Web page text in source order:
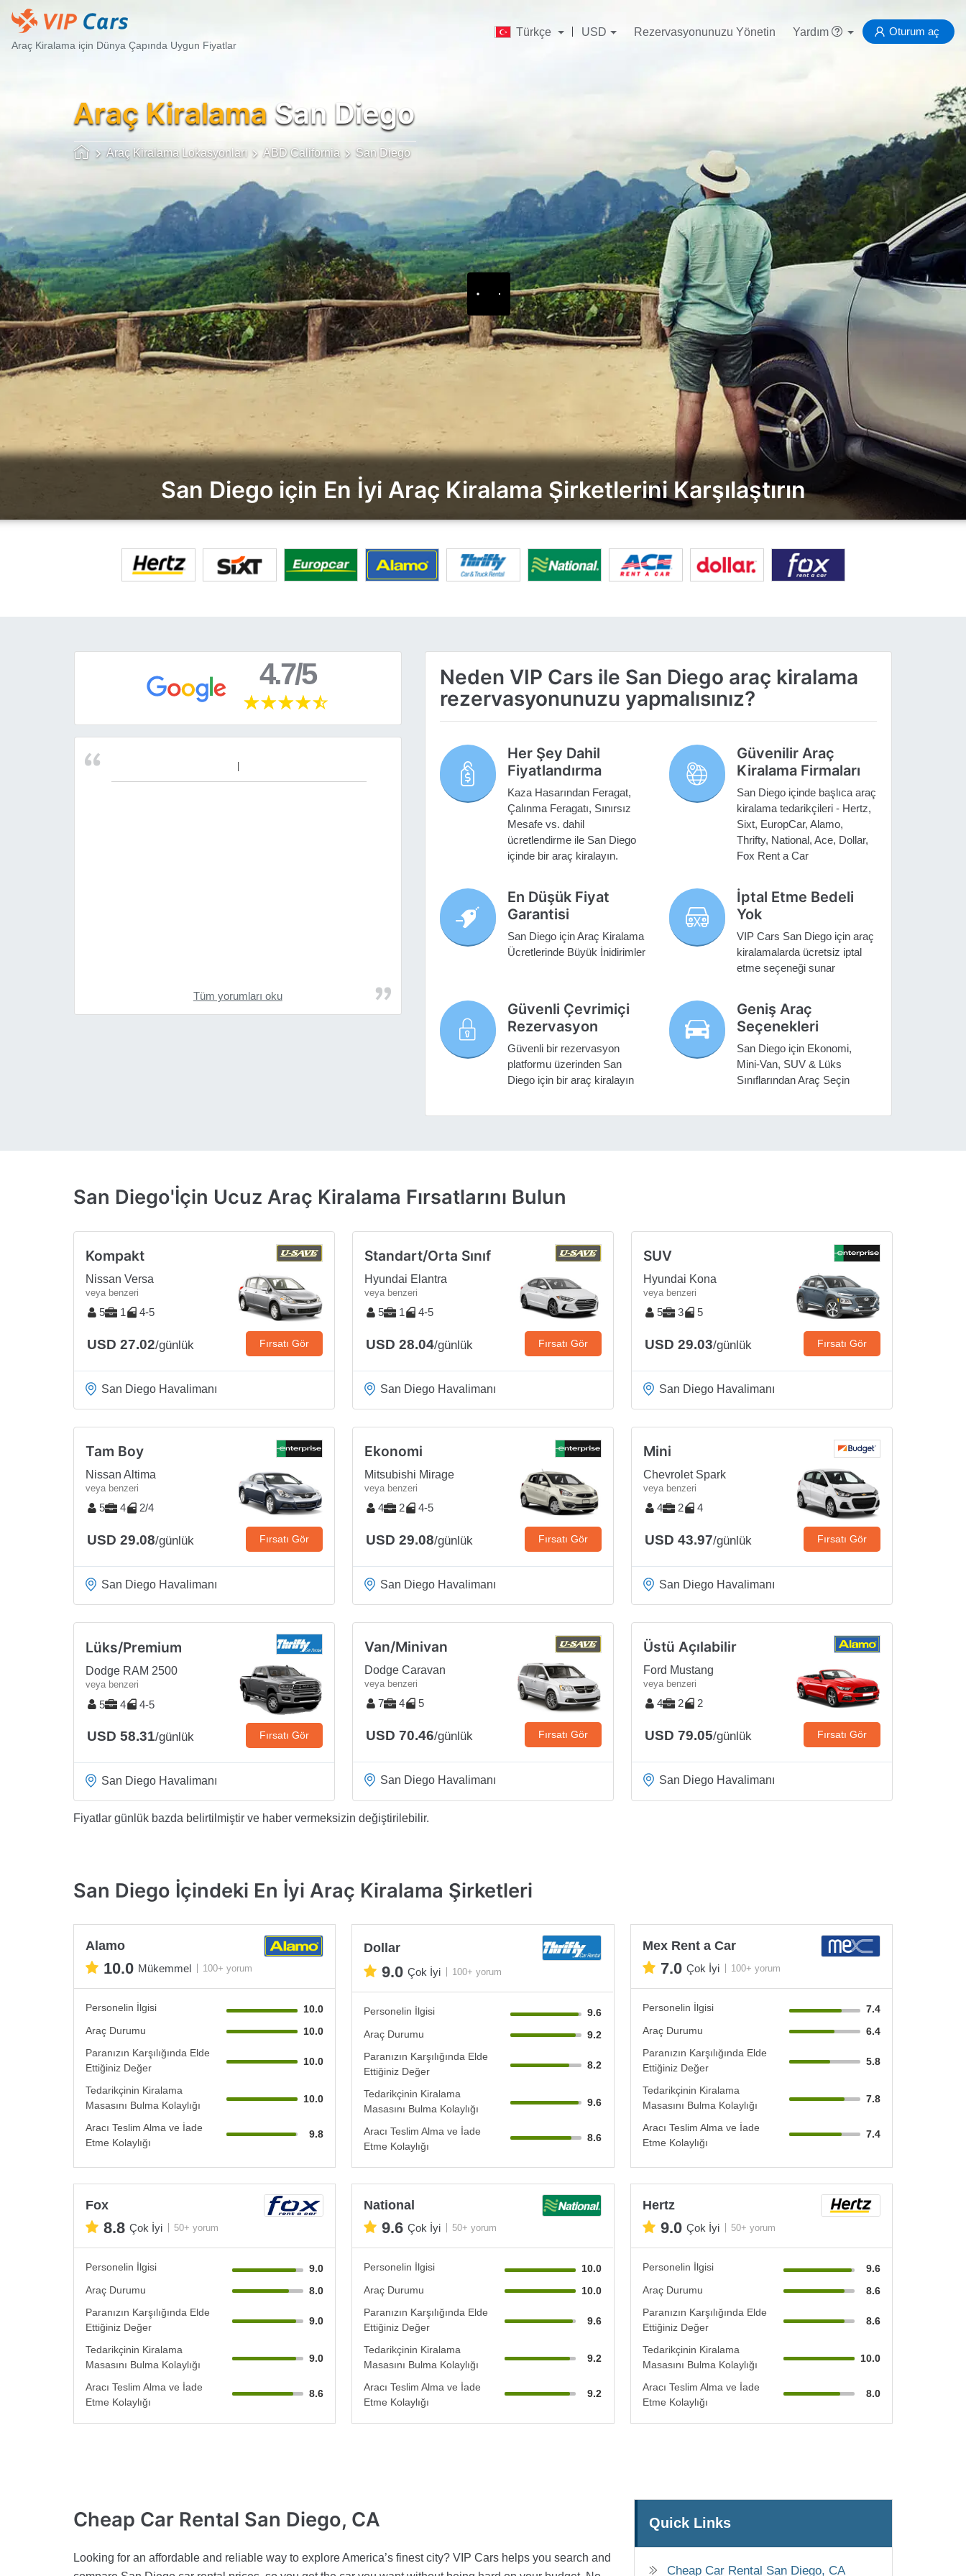
Araç Kiralama için Dünya Çapında Uygun Fiyatlar
Türkçe USD Rezervasyonunuzu Yönetin Yardım Oturum aç
Araç Kiralama San Diego
Araç Kiralama Lokasyonları ABD California San Diego
San Diego için En İyi Araç Kiralama Şirketlerini Karşılaştırın
4.7/5
Tüm yorumları oku
Neden VIP Cars ile San Diego araç kiralama
rezervasyonunuzu yapmalısınız?
Her Şey Dahil
Fiyatlandırma
Kaza Hasarından Feragat,
Çalınma Feragatı, Sınırsız
Mesafe vs. dahil
ücretlendirme ile San Diego
içinde bir araç kiralayın.
Güvenilir Araç
Kiralama Firmaları
San Diego içinde başlıca araç
kiralama tedarikçileri - Hertz,
Sixt, EuropCar, Alamo,
Thrifty, National, Ace, Dollar,
Fox Rent a Car
En Düşük Fiyat
Garantisi
San Diego için Araç Kiralama
Ücretlerinde Büyük İnidirimler
İptal Etme Bedeli
Yok
VIP Cars San Diego için araç
kiralamalarda ücretsiz iptal
etme seçeneği sunar
Güvenli Çevrimiçi
Rezervasyon
Güvenli bir rezervasyon
platformu üzerinden San
Diego için bir araç kiralayın
Geniş Araç
Seçenekleri
San Diego için Ekonomi,
Mini-Van, SUV & Lüks
Sınıflarından Araç Seçin
San Diego'İçin Ucuz Araç Kiralama Fırsatlarını Bulun
Kompakt
Nissan Versa
veya benzeri
5 1 4-5
USD 27.02/günlük Fırsatı Gör
San Diego Havalimanı
Standart/Orta Sınıf
Hyundai Elantra
veya benzeri
5 1 4-5
USD 28.04/günlük Fırsatı Gör
San Diego Havalimanı
SUV
Hyundai Kona
veya benzeri
5 3 5
USD 29.03/günlük Fırsatı Gör
San Diego Havalimanı
Tam Boy
Nissan Altima
veya benzeri
5 4 2/4
USD 29.08/günlük Fırsatı Gör
San Diego Havalimanı
Ekonomi
Mitsubishi Mirage
veya benzeri
4 2 4-5
USD 29.08/günlük Fırsatı Gör
San Diego Havalimanı
Mini
Chevrolet Spark
veya benzeri
4 2 4
USD 43.97/günlük Fırsatı Gör
San Diego Havalimanı
Lüks/Premium
Dodge RAM 2500
veya benzeri
5 4 4-5
USD 58.31/günlük Fırsatı Gör
San Diego Havalimanı
Van/Minivan
Dodge Caravan
veya benzeri
7 4 5
USD 70.46/günlük Fırsatı Gör
San Diego Havalimanı
Üstü Açılabilir
Ford Mustang
veya benzeri
4 2 2
USD 79.05/günlük Fırsatı Gör
San Diego Havalimanı
Fiyatlar günlük bazda belirtilmiştir ve haber vermeksizin değiştirilebilir.
San Diego İçindeki En İyi Araç Kiralama Şirketleri
Alamo
10.0 Mükemmel 100+ yorum
Personelin İlgisi
10.0
Araç Durumu
10.0
Paranızın Karşılığında Elde
Ettiğiniz Değer
10.0
Tedarikçinin Kiralama
Masasını Bulma Kolaylığı
10.0
Aracı Teslim Alma ve İade
Etme Kolaylığı
9.8
Dollar
9.0 Çok İyi 100+ yorum
Personelin İlgisi
9.6
Araç Durumu
9.2
Paranızın Karşılığında Elde
Ettiğiniz Değer
8.2
Tedarikçinin Kiralama
Masasını Bulma Kolaylığı
9.6
Aracı Teslim Alma ve İade
Etme Kolaylığı
8.6
Mex Rent a Car
7.0 Çok İyi 100+ yorum
Personelin İlgisi
7.4
Araç Durumu
6.4
Paranızın Karşılığında Elde
Ettiğiniz Değer
5.8
Tedarikçinin Kiralama
Masasını Bulma Kolaylığı
7.8
Aracı Teslim Alma ve İade
Etme Kolaylığı
7.4
Fox
8.8 Çok İyi 50+ yorum
Personelin İlgisi
9.0
Araç Durumu
8.0
Paranızın Karşılığında Elde
Ettiğiniz Değer
9.0
Tedarikçinin Kiralama
Masasını Bulma Kolaylığı
9.0
Aracı Teslim Alma ve İade
Etme Kolaylığı
8.6
National
9.6 Çok İyi 50+ yorum
Personelin İlgisi
10.0
Araç Durumu
10.0
Paranızın Karşılığında Elde
Ettiğiniz Değer
9.6
Tedarikçinin Kiralama
Masasını Bulma Kolaylığı
9.2
Aracı Teslim Alma ve İade
Etme Kolaylığı
9.2
Hertz
9.0 Çok İyi 50+ yorum
Personelin İlgisi
9.6
Araç Durumu
8.6
Paranızın Karşılığında Elde
Ettiğiniz Değer
8.6
Tedarikçinin Kiralama
Masasını Bulma Kolaylığı
10.0
Aracı Teslim Alma ve İade
Etme Kolaylığı
8.0
Quick Links
Cheap Car Rental San Diego, CA
Cheap Car Rental San Diego, CA
Looking for an affordable and reliable way to explore America’s finest city? VIP Cars helps you search and